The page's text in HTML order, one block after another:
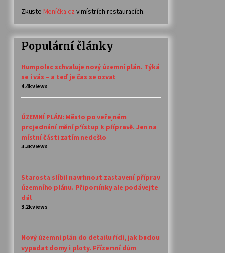
Zkuste Meníčka.cz v místních restauracích.
Populární články
Humpolec schvaluje nový územní plán. Týká
se i vás – a teď je čas se ozvat
4.4k views
ÚZEMNÍ PLÁN: Město po veřejném
projednání mění přístup k přípravě. Jen na
místní části zatím nedošlo
3.3k views
Starosta slíbil navrhnout zastavení příprav
územního plánu. Připomínky ale podávejte
dál
3.2k views
Nový územní plán do detailu řídí, jak budou
vypadat domy i ploty. Přízemní dům